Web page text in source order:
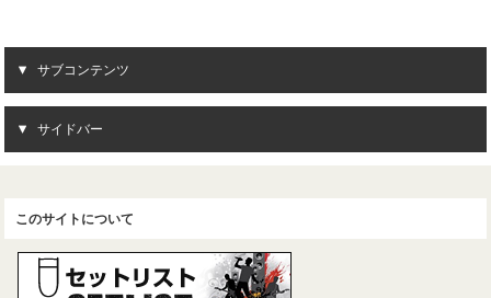
サブコンテンツ
サイドバー
このサイトについて